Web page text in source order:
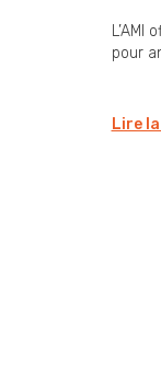
pour
Lire